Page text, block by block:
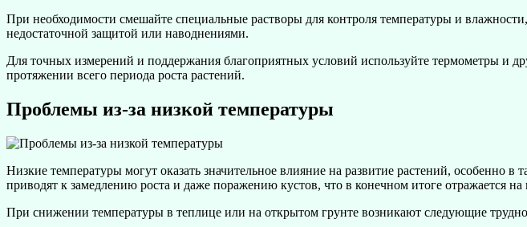
При необходимости смешайте специальные растворы для контроля температуры и
недостаточной защитой или наводнениями.
Для точных измерений и поддержания благоприятных условий используйте термометры и
протяжении всего периода роста растений.
Проблемы из-за низкой температуры
Низкие температуры могут оказать значительное влияние на развитие растений, особенно
приводят к замедлению роста и даже поражению кустов, что в конечном итоге отражается на
При снижении температуры в теплице или на открытом грунте возникают следующие